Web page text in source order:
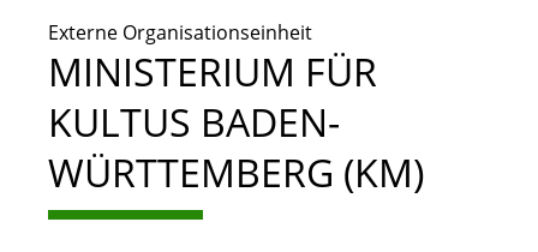
Externe Organisationseinheit
MINISTERIUM FÜR
KULTUS BADEN-
WÜRTTEMBERG (KM)